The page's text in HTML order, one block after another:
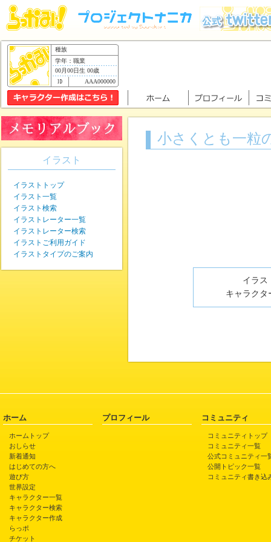
種族
学年：職業
00月00日生 00歳
AAA000000
小さくとも一
イラス
キャラクタ
イラスト
イラストトップ
イラスト一覧
イラスト検索
イラストレーター一覧
イラストレーター検索
イラストご利用ガイド
イラストタイプのご案内
ホーム
ホームトップ
おしらせ
新着通知
はじめての方へ
遊び方
世界設定
キャラクター一覧
キャラクター検索
キャラクター作成
らっポ
チケット
プロフィール コミュニティ
コミュニティトップ
コミュニティ一覧
公式コミュニティ一
公開トピック一覧
コミュニティ書き込